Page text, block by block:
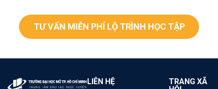
TƯ VẤN MIỄN PHÍ LỘ TRÌNH HỌC TẬP
LIÊN HỆ
TRANG XÃ